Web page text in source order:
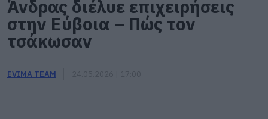
Άνδρας διέλυε επιχειρήσεις
στην Εύβοια – Πώς τον
τσάκωσαν
EVIMA TEAM